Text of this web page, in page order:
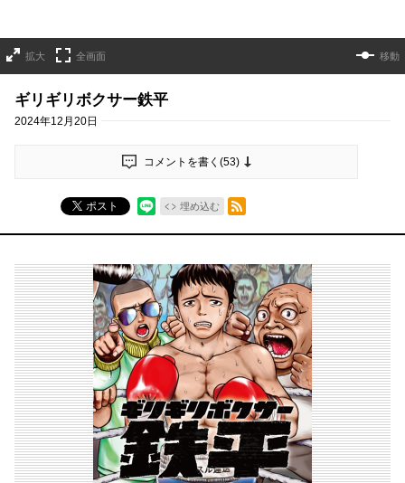
拡大 全画面 移動
ギリギリボクサー鉄平
2024年12月20日
コメントを書く(53)
ポスト 埋め込む
RSSフィード